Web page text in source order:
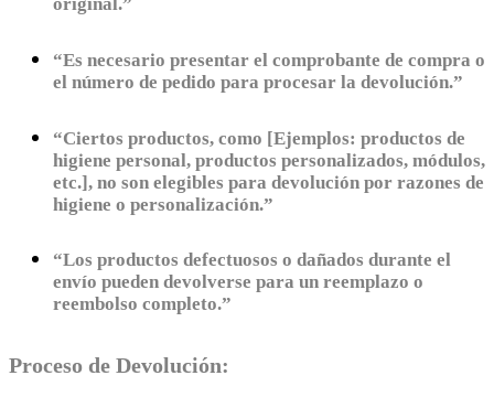
“Es necesario presentar el comprobante de compra o
el número de pedido para procesar la devolución.”
“Ciertos productos, como [Ejemplos: productos de
higiene personal, productos personalizados, módulos,
etc.], no son elegibles para devolución por razones de
higiene o personalización.”
“Los productos defectuosos o dañados durante el
envío pueden devolverse para un reemplazo o
reembolso completo.”
Proceso de Devolución: